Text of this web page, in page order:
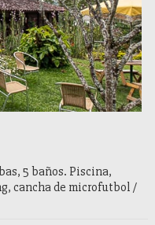
5 baños. Piscina,
cancha de microfutbol /